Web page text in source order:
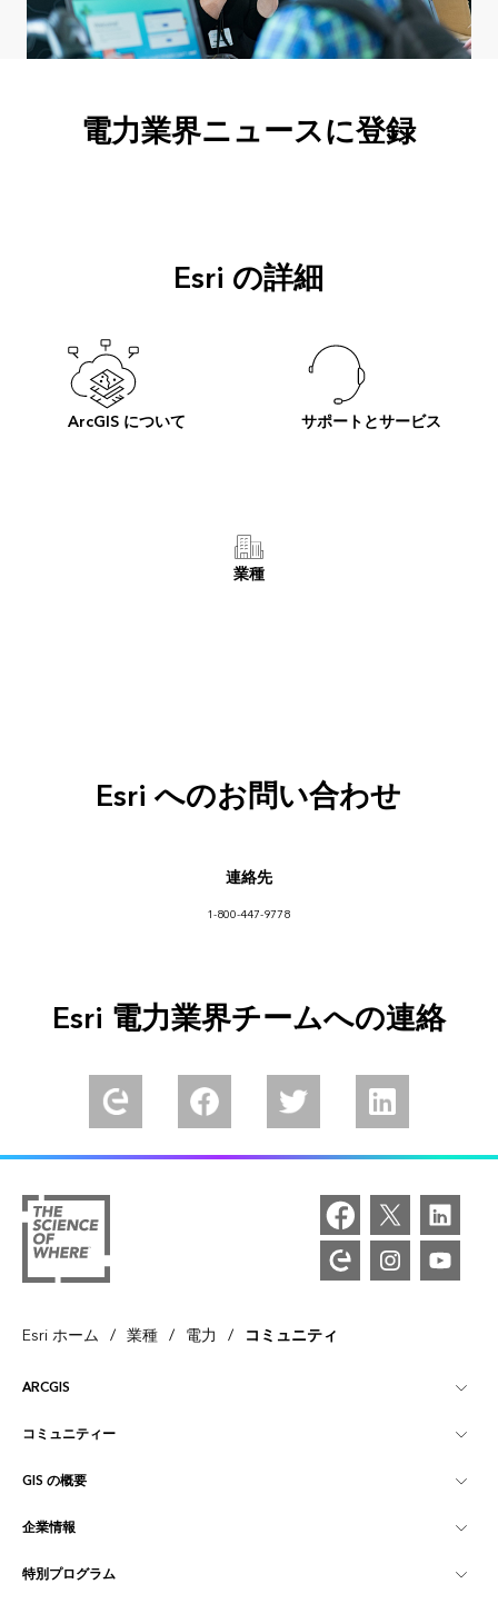
電力業界ニュースに登録
Esri の詳細
ArcGIS について サポートとサービス
業種
Esri へのお問い合わせ
連絡先
1-800-447-9778
Esri 電力業界チームへの連絡
Esri ホーム / 業種 / 電力 / コミュニティ
ARCGIS
ArcGIS の概要
マッピング
コミュニティー
Esri Community
ArcGIS ブログ
GIS の概要
GIS とは
ロケーション インテリジェンス
企業情報
Esri について
特別プログラム